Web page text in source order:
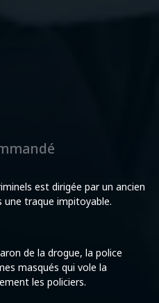
est dirigée par un ancien
une traque impitoyable.
de la drogue, la police
masqués qui vole la
les policiers.